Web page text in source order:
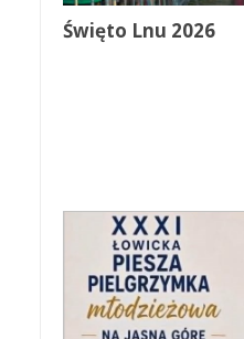
Święto Lnu 2026